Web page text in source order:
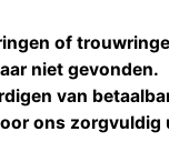
of
niet gevonden.
van
ons